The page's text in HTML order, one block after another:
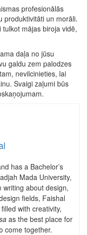
profesionālās
produktivitāti un morāli.
mājas biroja vidē,
daļa no jūsu
galdu zem palodzes
nevilcinieties, lai
Svaigi zaļumi būs
has a Bachelor’s
Mada University,
writing about design,
fields, Faishal
with creativity,
as the best place for
come together.